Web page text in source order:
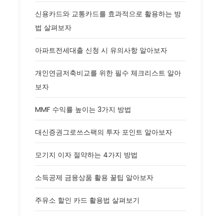
신용카드와 교통카드를 효과적으로 활용하는 방
법 살펴보자
아파트전세대출 신청 시 유의사항 알아보자
개인연금저축비교를 위한 필수 체크리스트 알아
보자
MMF 수익률 높이는 3가지 방법
대신증권그로쓰스팩의 투자 포인트 알아보자
모기지 이자 절약하는 4가지 방법
소득공제 금융상품 활용 꿀팁 알아보자
주유소 할인 카드 활용법 살펴보기